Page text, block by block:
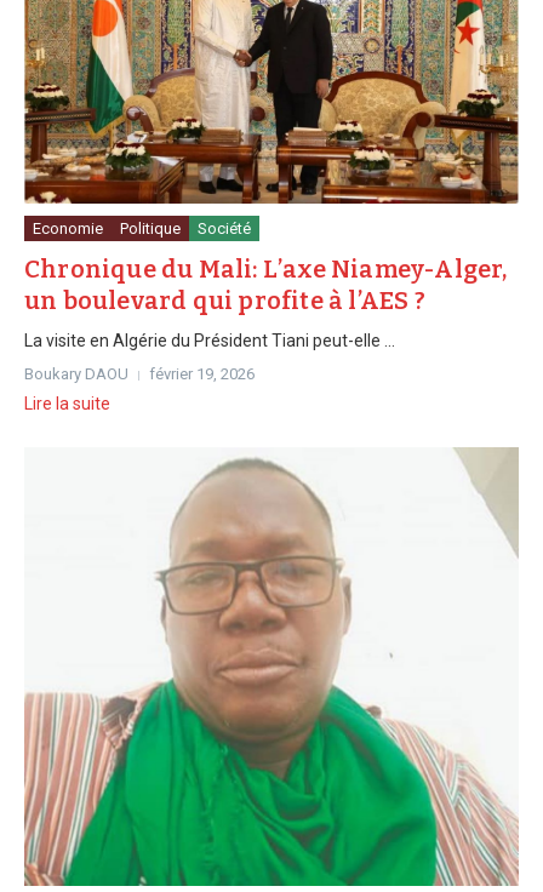
Economie Politique Société
Chronique du Mali: L’axe Niamey-Alger,
un boulevard qui profite à l’AES ?
La visite en Algérie du Président Tiani peut-elle ...
Boukary DAOU février 19, 2026
Lire la suite